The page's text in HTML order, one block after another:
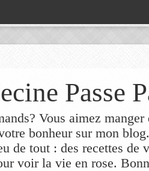
Passe
Vous aimez
bonheur sur mon
de tout : des recettes de
voir la vie en rose.